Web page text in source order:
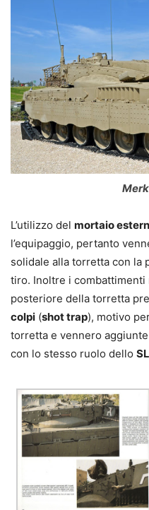
L’utilizzo del mortaio
l’equipaggio, pertanto
solidale alla torretta con la
tiro. Inoltre i
posteriore della torretta
colpi (shot trap), motivo
torretta e vennero aggiunte
con lo stesso ruolo dello